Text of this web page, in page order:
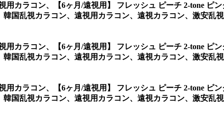
用カラコン、
【6ヶ月/遠視用】 フレッシュ ピーチ 2-tone ピ
国乱視カラコン、遠視用カラコン、遠視カラコン、激安乱
用カラコン、
【6ヶ月/遠視用】 フレッシュ ピーチ 2-tone ピ
国乱視カラコン、遠視用カラコン、遠視カラコン、激安乱
用カラコン、
【6ヶ月/遠視用】 フレッシュ ピーチ 2-tone ピ
国乱視カラコン、遠視用カラコン、遠視カラコン、激安乱